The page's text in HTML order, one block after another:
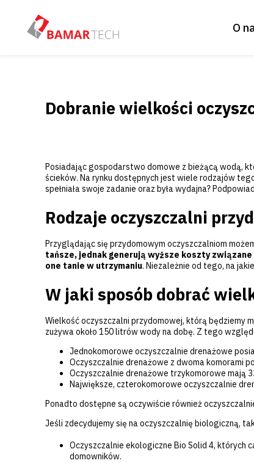
O
Dobranie wielkości
Posiadając gospodarstwo domowe z bieżącą wodą,
ścieków. Na rynku dostępnych jest wiele rodzajów
spełniała swoje zadanie oraz była wydajna?
Rodzaje oczyszczalni
Przyglądając się przydomowym oczyszczalniom
tańsze, jednak generują wyższe koszty
one tanie w utrzymaniu. Niezależnie od tego, na
W jaki sposób dobrać
Wielkość oczyszczalni przydomowej, którą będziemy
zużywa około 150 litrów wody na dobę. Z tego
Jednokomorowe oczyszczalnie drenażowe
Oczyszczalnie drenażowe z dwoma komorami
Oczyszczalnie drenażowe trzykomorowe mają
Największe, czterokomorowe oczyszczalnie
Ponadto dostępne są oczywiście również
Jeśli zdecydujemy się na oczyszczalnię biologiczną,
Oczyszczalnie ekologiczne Bio Solid 4, których
domowników.